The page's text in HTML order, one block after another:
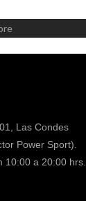
Las Condes
Power Sport).
10:00 a 20:00 hrs.